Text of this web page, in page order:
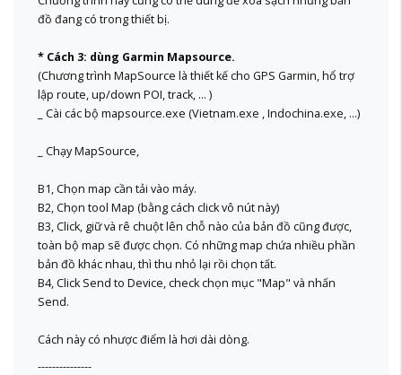
đồ đang có trong thiết bị.
* Cách 3: dùng Garmin Mapsource.
(Chương trình MapSource là thiết kế cho GPS Garmin, hổ trợ
lập route, up/down POI, track, ... )
_ Cài các bộ mapsource.exe (Vietnam.exe , Indochina.exe, ...)
_ Chạy MapSource,
B1, Chọn map cần tải vào máy.
B2, Chọn tool Map (bằng cách click vô nút này)
B3, Click, giữ và rê chuột lên chỗ nào của bản đồ cũng được,
toàn bộ map sẽ được chọn. Có những map chứa nhiều phần
bản đồ khác nhau, thì thu nhỏ lại rồi chọn tất.
B4, Click Send to Device, check chọn mục "Map" và nhấn
Send.
Cách này có nhược điểm là hơi dài dòng.
---------------